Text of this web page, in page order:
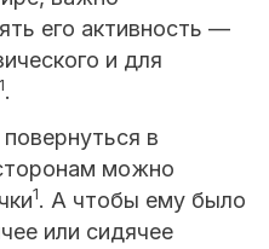
его активность —
и для
1.
в
можно
1. А чтобы ему было
или сидячее